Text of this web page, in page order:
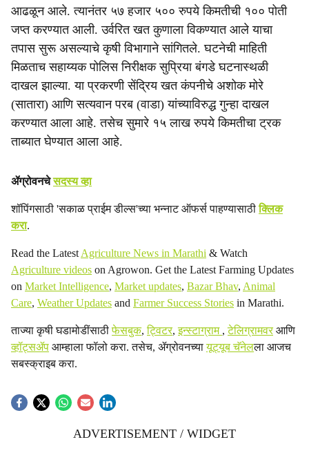
आढळून आले. त्यानंतर ५७ हजार ५०० रुपये किमतीची १०० पोती
जप्त करण्यात आली. उर्वरित खत कुणाला विकण्यात आले याचा
तपास सुरू असल्याचे कृषी विभागाने सांगितले. घटनेची माहिती
मिळताच सहाय्यक पोलिस निरीक्षक सुप्रिया बंगडे घटनास्थळी
दाखल झाल्या. या प्रकरणी सेंद्रिय खत कंपनीचे अशोक मोरे
(सातारा) आणि सत्यवान परब (वाडा) यांच्याविरुद्ध गुन्हा दाखल
करण्यात आला आहे. तसेच सुमारे १५ लाख रुपये किमतीचा ट्रक
ताब्यात घेण्यात आला आहे.
ॲग्रोवनचेसदस्य व्हा
शॉपिंगसाठी 'सकाळ प्राईम डील्स'च्या भन्नाट ऑफर्स पाहण्यासाठीक्लिक
करा.
Read the Latest Agriculture News in Marathi & Watch
Agriculture videos on Agrowon. Get the Latest Farming Updates
on Market Intelligence, Market updates, Bazar Bhav, Animal
Care, Weather Updates and Farmer Success Stories in Marathi.
ताज्या कृषी घडामोडींसाठीफेसबुक,ट्विटर,इन्स्टाग्राम ,टेलिग्रामवरआणि
व्हॉट्सॲप आम्हाला फॉलो करा. तसेच, ॲग्रोवनच्यायूट्यूब चॅनेलला आजच
सबस्क्राइब करा.
ADVERTISEMENT / WIDGET